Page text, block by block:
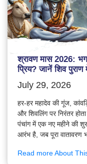
श्रावण मास 2026:
प्रिय? जानें शिव पुराण
July 29, 2026
हर-हर महादेव की गूंज,
और शिवलिंग पर निरंतर
पंचांग में एक नए महीने की
आरंभ है, जब पूरा वातावरण
Read more About